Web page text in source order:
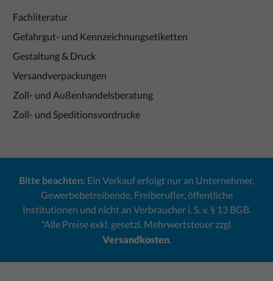
Fachliteratur
Gefahrgut- und Kennzeichnungsetiketten
Gestaltung & Druck
Versandverpackungen
Zoll- und Außenhandelsberatung
Zoll- und Speditionsvordrucke
Bitte beachten: Ein Verkauf erfolgt nur an Unternehmer,
Gewerbebetreibende, Freiberufler, öffentliche
Institutionen und nicht an Verbraucher i. S. v. § 13 BGB.
*Alle Preise exkl. gesetzl. Mehrwertsteuer zzgl.
Versandkosten.